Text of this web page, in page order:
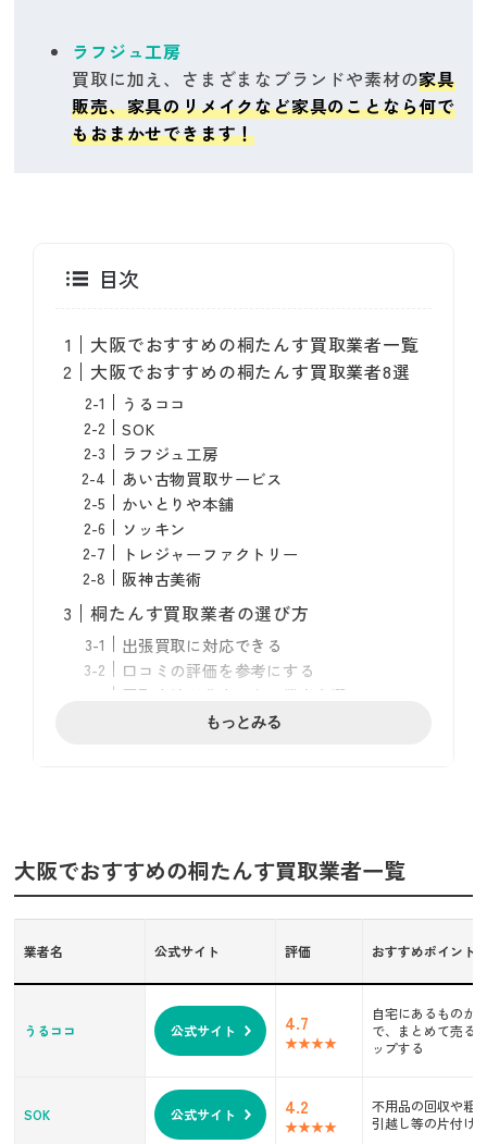
ラフジュ工房
買取に加え、さまざまなブランドや素材の家具
販売、家具のリメイクなど家具のことなら何で
もおまかせできます！
目次
大阪でおすすめの桐たんす買取業者一覧
大阪でおすすめの桐たんす買取業者8選
うるココ
SOK
ラフジュ工房
あい古物買取サービス
かいとりや本舗
ソッキン
トレジャーファクトリー
阪神古美術
桐たんす買取業者の選び方
出張買取に対応できる
口コミの評価を参考にする
買取実績が豊富にある業者を選ぶ
桐たんすの処分方法
する
買取に出す
高価買取されやすい桐たんすの特徴
伝統工芸品に指定されている
アンティーク桐たんす
桐たんすの高価買取ポイント
査定前にたんすを綺麗にしておく
買取は早い段階でする
もっとみる
大阪でおすすめの桐たんす買取業者一覧
業者名 公式サイト 評価 おすすめポイント
うるココ 公式サイト 4.7
自宅にあるものが
で、まとめて売る
ップする
SOK 公式サイト 4.2
不用品の回収や粗
引越し等の片付け